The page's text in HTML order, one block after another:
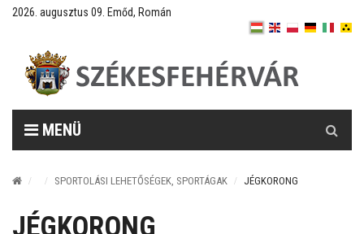
2026. augusztus 09. Emőd, Román
MENÜ
SPORTOLÁSI LEHETŐSÉGEK, SPORTÁGAK JÉGKORONG
JÉGKORONG